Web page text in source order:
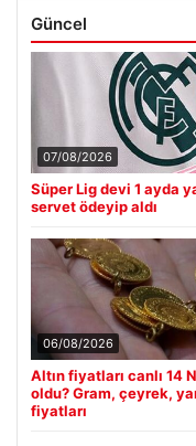
Güncel
07/08/2026
Süper Lig devi 1 ayda
servet ödeyip aldı
06/08/2026
Altın fiyatları canlı 14
oldu? Gram, çeyrek,
fiyatları